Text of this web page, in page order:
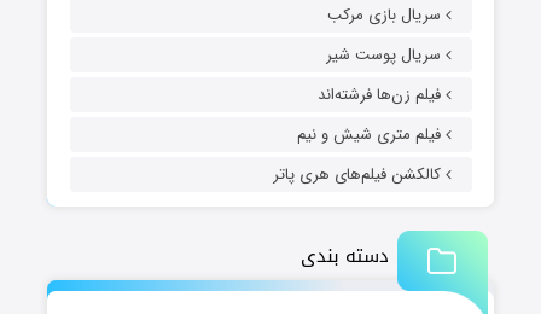
سریال بازی مرکب
سریال پوست شیر
فیلم زن‌ها فرشته‌اند
فیلم متری شیش و نیم
کالکشن فیلم‌های هری پاتر
دسته بندی